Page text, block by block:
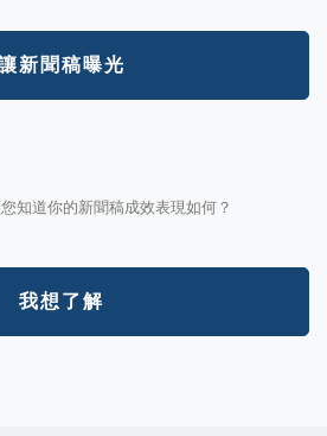
新聞稿曝光
知道你的新聞稿成效表現如何？
我想了解